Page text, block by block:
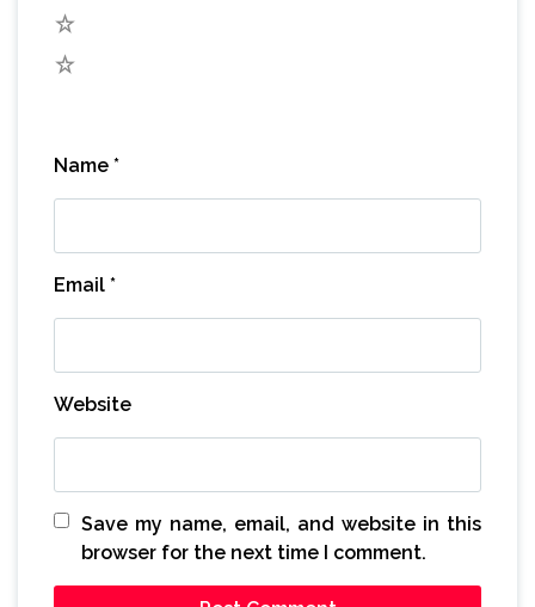
Name *
Email *
Website
Save my name, email, and website in this
browser for the next time I comment.